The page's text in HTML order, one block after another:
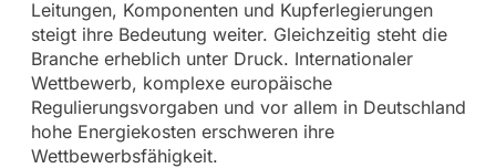
Leitungen, Komponenten und Kupferlegierungen
steigt ihre Bedeutung weiter. Gleichzeitig steht die
Branche erheblich unter Druck. Internationaler
Wettbewerb, komplexe europäische
Regulierungsvorgaben und vor allem in Deutschland
hohe Energiekosten erschweren ihre
Wettbewerbsfähigkeit.